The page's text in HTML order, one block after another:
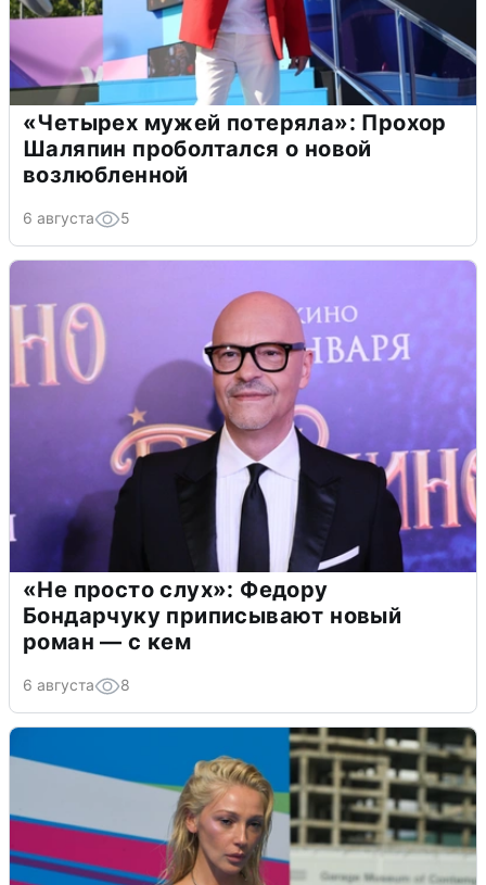
«Четырех мужей потеряла»: Прохор
Шаляпин проболтался о новой
возлюбленной
6 августа 5
«Не просто слух»: Федору
Бондарчуку приписывают новый
роман — с кем
6 августа 8